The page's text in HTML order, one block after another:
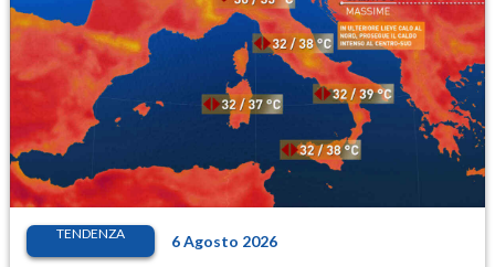
TENDENZA 6 Agosto 2026